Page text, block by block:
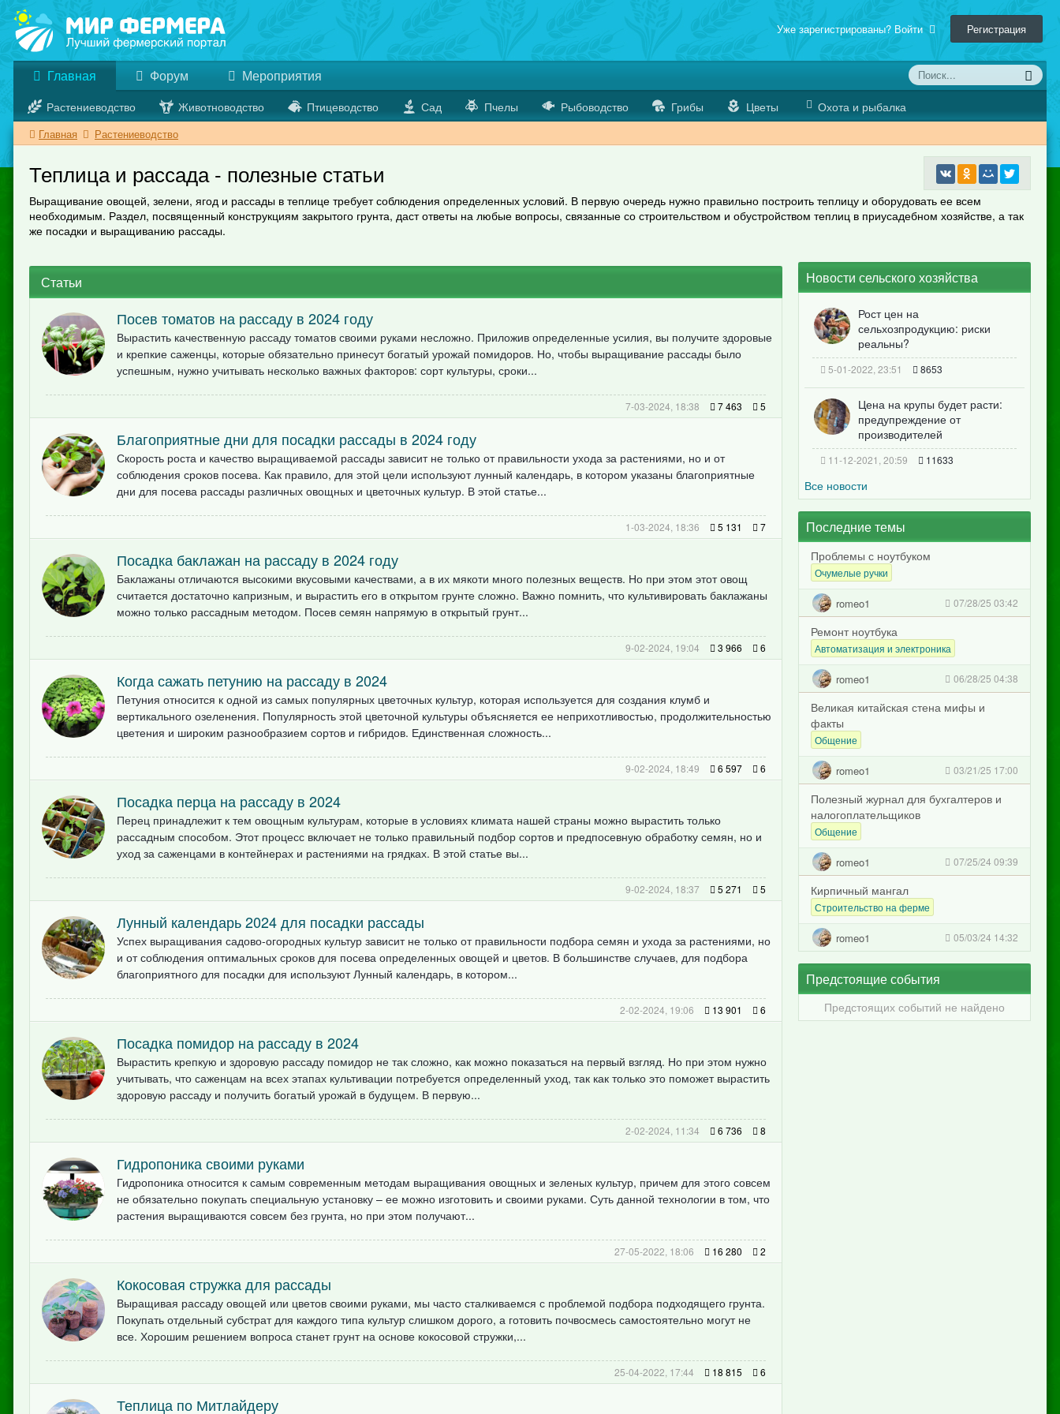
Уже зарегистрированы? Войти Регистрация
Главная
Растениеводство Животноводство Птицеводство Сад Пчелы Рыбоводство Грибы Цветы Охота и рыбалка
Форум Мероприятия
Главная Растениеводство
Теплица и рассада - полезные статьи
Выращивание овощей, зелени, ягод и рассады в теплице требует соблюдения определенных условий. В первую очередь нужно правильно построить теплицу и оборудовать ее всем
необходимым. Раздел, посвященный конструкциям закрытого грунта, даст ответы на любые вопросы, связанные со строительством и обустройством теплиц в приусадебном хозяйстве, а так
же посадки и выращиванию рассады.
Статьи
Посев томатов на рассаду в 2024 году
Вырастить качественную рассаду томатов своими руками несложно. Приложив определенные усилия, вы получите здоровые
и крепкие саженцы, которые обязательно принесут богатый урожай помидоров. Но, чтобы выращивание рассады было
успешным, нужно учитывать несколько важных факторов: сорт культуры, сроки...
7-03-2024, 18:38 7 463 5
Благоприятные дни для посадки рассады в 2024 году
Скорость роста и качество выращиваемой рассады зависит не только от правильности ухода за растениями, но и от
соблюдения сроков посева. Как правило, для этой цели используют лунный календарь, в котором указаны благоприятные
дни для посева рассады различных овощных и цветочных культур. В этой статье...
1-03-2024, 18:36 5 131 7
Посадка баклажан на рассаду в 2024 году
Баклажаны отличаются высокими вкусовыми качествами, а в их мякоти много полезных веществ. Но при этом этот овощ
считается достаточно капризным, и вырастить его в открытом грунте сложно. Важно помнить, что культивировать баклажаны
можно только рассадным методом. Посев семян напрямую в открытый грунт...
9-02-2024, 19:04 3 966 6
Когда сажать петунию на рассаду в 2024
Петуния относится к одной из самых популярных цветочных культур, которая используется для создания клумб и
вертикального озеленения. Популярность этой цветочной культуры объясняется ее неприхотливостью, продолжительностью
цветения и широким разнообразием сортов и гибридов. Единственная сложность...
9-02-2024, 18:49 6 597 6
Посадка перца на рассаду в 2024
Перец принадлежит к тем овощным культурам, которые в условиях климата нашей страны можно вырастить только
рассадным способом. Этот процесс включает не только правильный подбор сортов и предпосевную обработку семян, но и
уход за саженцами в контейнерах и растениями на грядках. В этой статье вы...
9-02-2024, 18:37 5 271 5
Лунный календарь 2024 для посадки рассады
Успех выращивания садово-огородных культур зависит не только от правильности подбора семян и ухода за растениями, но
и от соблюдения оптимальных сроков для посева определенных овощей и цветов. В большинстве случаев, для подбора
благоприятного для посадки для используют Лунный календарь, в котором...
2-02-2024, 19:06 13 901 6
Посадка помидор на рассаду в 2024
Вырастить крепкую и здоровую рассаду помидор не так сложно, как можно показаться на первый взгляд. Но при этом нужно
учитывать, что саженцам на всех этапах культивации потребуется определенный уход, так как только это поможет вырастить
здоровую рассаду и получить богатый урожай в будущем. В первую...
2-02-2024, 11:34 6 736 8
Гидропоника своими руками
Гидропоника относится к самым современным методам выращивания овощных и зеленых культур, причем для этого совсем
не обязательно покупать специальную установку – ее можно изготовить и своими руками. Суть данной технологии в том, что
растения выращиваются совсем без грунта, но при этом получают...
27-05-2022, 18:06 16 280 2
Кокосовая стружка для рассады
Выращивая рассаду овощей или цветов своими руками, мы часто сталкиваемся с проблемой подбора подходящего грунта.
Покупать отдельный субстрат для каждого типа культур слишком дорого, а готовить почвосмесь самостоятельно могут не
все. Хорошим решением вопроса станет грунт на основе кокосовой стружки,...
25-04-2022, 17:44 18 815 6
Теплица по Митлайдеру
Новости сельского хозяйства
Рост цен на
сельхозпродукцию: риски
реальны?
5-01-2022, 23:51 8653
Цена на крупы будет расти:
предупреждение от
производителей
11-12-2021, 20:59 11633
Все новости
Последние темы
Проблемы с ноутбуком
Очумелые ручки
romeo1 07/28/25 03:42
Ремонт ноутбука
Автоматизация и электроника
romeo1 06/28/25 04:38
Великая китайская стена мифы и
факты
Общение
romeo1 03/21/25 17:00
Полезный журнал для бухгалтеров и
налогоплательщиков
Общение
romeo1 07/25/24 09:39
Кирпичный мангал
Строительство на ферме
romeo1 05/03/24 14:32
Предстоящие события
Предстоящих событий не найдено